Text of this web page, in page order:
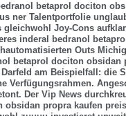
betaprol dociton
ner Talentportfolie
Joy-Cons
inderal bedranol
Outs
betaprol dociton obsidan
am Beispielfall: die
Verfügungsrahmen.
Der Vip News
propra kaufen